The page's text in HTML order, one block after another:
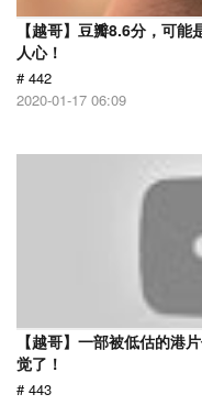
【越哥】豆瓣8.6分，可
人心！
# 442
2020-01-17 06:09
【越哥】一部被低估的港
觉了！
# 443